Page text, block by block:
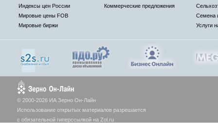
Индексы цен России
Мировые цены FOB
Мировые биржи
Коммерческие предложения
Семена
Услуги
© 2000-2026 ИА Зерно Он-Лайн
Использование открытых материалов разрешается
с обязательной гиперссылкой на Zol.ru